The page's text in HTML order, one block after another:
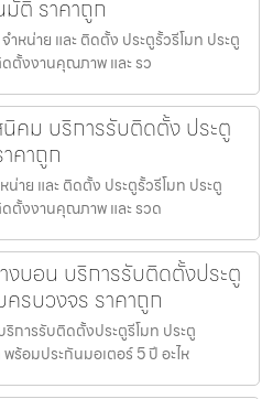
มัติ ราคาถูก
หน่าย และ ติดตั้ง ประตูรั้วรีโมท ประตู
ตั้งงานคุณภาพ และ รว
คม บริการรับติดตั้ง ประตู
คาถูก
าย และ ติดตั้ง ประตูรั้วรีโมท ประตู
ตั้งงานคุณภาพ และ รวด
งบอน บริการรับติดตั้งประตู
รบวงจร ราคาถูก
การรับติดตั้งประตูรีโมท ประตู
อมประกันมอเตอร์ 5 ปี อะไห